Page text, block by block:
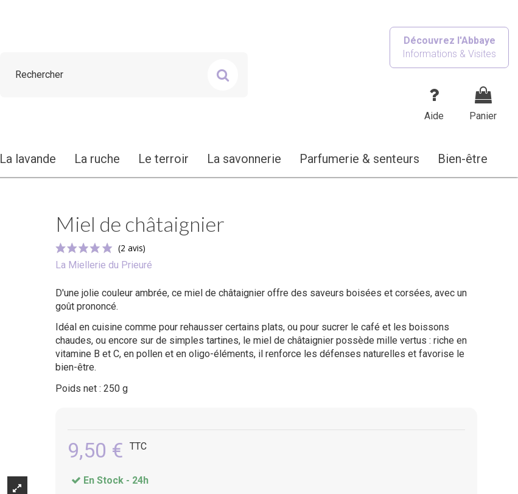
Découvrez l'Abbaye
Informations & Visites
Aide Panier
La lavande La ruche Le terroir La savonnerie Parfumerie & senteurs Bien-être
Miel de châtaignier
(2 avis)
La Miellerie du Prieuré
D'une jolie couleur ambrée, ce miel de châtaignier offre des saveurs boisées et corsées, avec un
goût prononcé.
Idéal en cuisine comme pour rehausser certains plats, ou pour sucrer le café et les boissons
chaudes, ou encore sur de simples tartines, le miel de châtaignier possède mille vertus : riche en
vitamine B et C, en pollen et en oligo-éléments, il renforce les défenses naturelles et favorise le
bien-être.
Poids net : 250g
9,50 € TTC
En Stock - 24h